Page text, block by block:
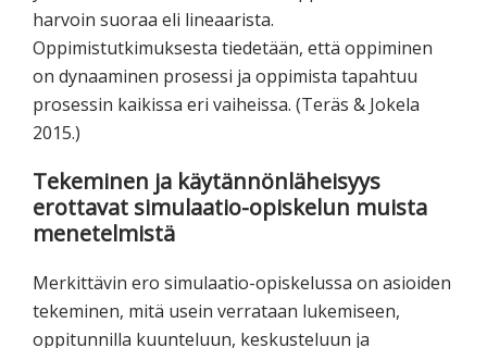
harvoin suoraa eli lineaarista.
Oppimistutkimuksesta tiedetään, että oppiminen
on dynaaminen prosessi ja oppimista tapahtuu
prosessin kaikissa eri vaiheissa. (Teräs & Jokela
2015.)
Tekeminen ja käytännönläheisyys
erottavat simulaatio-opiskelun muista
menetelmistä
Merkittävin ero simulaatio-opiskelussa on asioiden
tekeminen, mitä usein verrataan lukemiseen,
oppitunnilla kuunteluun, keskusteluun ja